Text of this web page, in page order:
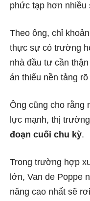
phức tạp hơn
Theo ông, chỉ
thực sự có trường
nhà đầu tư cần
án thiếu nền tảng rõ
Ông cũng cho rằng
lực mạnh, thị
đoạn cuối chu kỳ.
Trong trường hợp
lớn, Van de Poppe
năng cao nhất sẽ